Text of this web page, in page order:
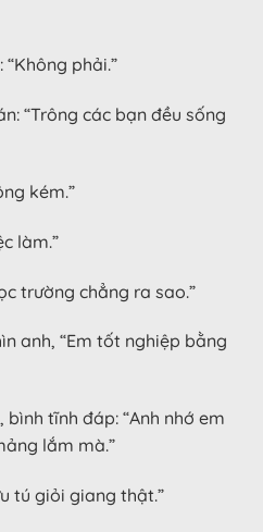
phải.”
“Trông các bạn đều sống
kém.”
làm.”
trường chẳng ra sao.”
anh, “Em tốt nghiệp bằng
tĩnh đáp: “Anh nhớ em
lắm mà.”
tú giỏi giang thật.”